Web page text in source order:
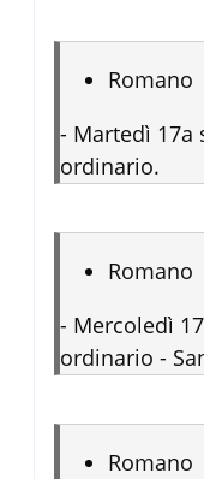
Romano
- Martedì 17a
ordinario.
Romano
- Mercoledì
ordinario -
Romano